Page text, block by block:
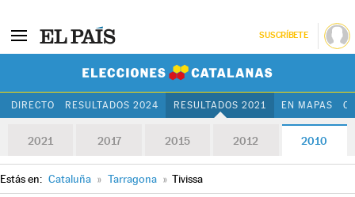
SUSCRÍBETE
DIRECTO RESULTADOS 2024 RESULTADOS 2021 EN MAPAS
2021 2017 2015 2012 2010
Estás en: Cataluña » Tarragona » Tivissa